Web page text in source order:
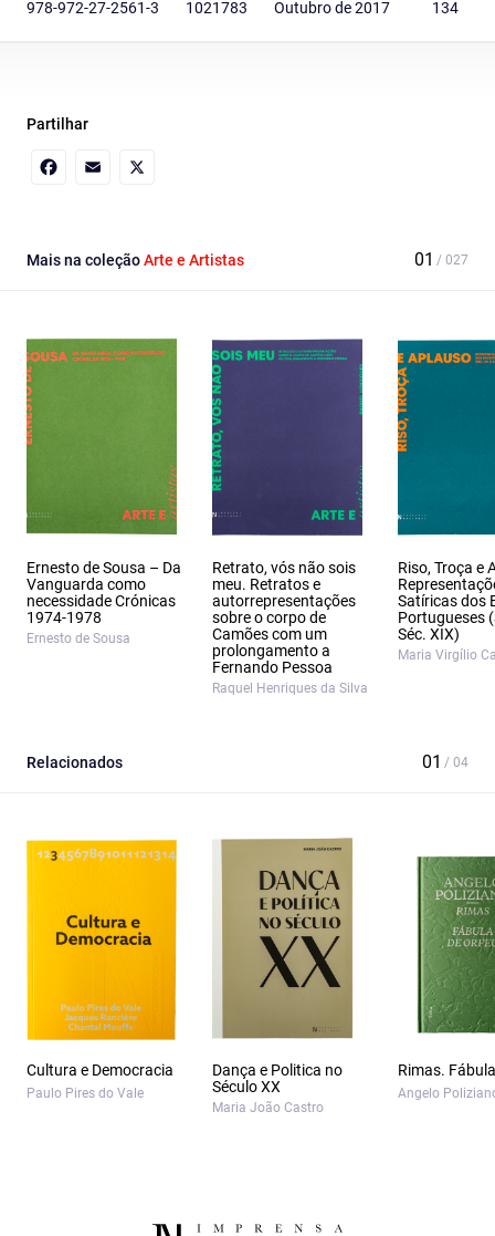
978-972-27-2561-3
1021783
Outubro de 2017
134
Partilhar
Mais na coleçãoArte e Artistas
Ernesto de Sousa – Da
Vanguarda como
necessidade Crónicas
1974-1978
Ernesto de Sousa
Retrato, vós não sois
meu. Retratos e
autorrepresentações
sobre o corpo de
Camões com um
prolongamento a
Fernando Pessoa
Raquel Henriques da Silva
Riso, Troça e
Satíricas dos
Portugueses
Séc. XIX)
Maria Virgílio
Relacionados
Cultura e Democracia
Paulo Pires do Vale
Dança e Politica no
Século XX
Maria João Castro
Rimas.
Angelo